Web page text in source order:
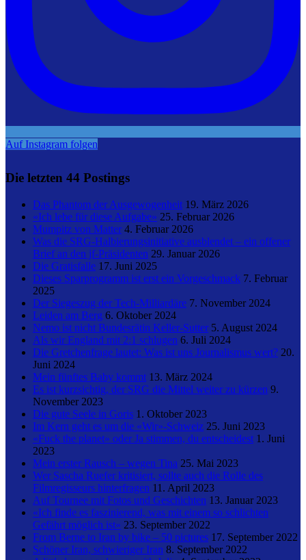
Auf Instagram folgen
Die letzten 44 Postings
Das Phantom der Ausgewogenheit 19. März 2026
«Ich lebe für diese Aufgabe» 25. Februar 2026
Mumpitz von Matter 4. Februar 2026
Was die SRG-Halbierungsinitiative ausblendet – ein offener
Brief an den jf-Präsidenten 29. Januar 2026
Die Gratisfalle 17. Juni 2025
Dieses Sparprogramm ist erst ein Vorgeschmack 7. Februar
2025
Der Siegeszug der Tech-Milliardäre 7. November 2024
Leiden am Berg 6. Oktober 2024
Nemo ist nicht Bundesrätin Keller-Sutter 5. August 2024
Als wir England mit 2:1 schlugen 6. Juli 2024
Die Gretchenfrage lautet: Was ist uns Journalismus wert? 20.
Juni 2024
Mein fünftes Baby kommt 13. März 2024
Es ist kurzsichtig, der SRG die Mittel weiter zu kürzen 9.
November 2023
Die gute Seele in Goris 1. Oktober 2023
Im Kern geht es um die «Wir»-Schweiz 25. Juni 2023
«Fuck the planet» oder Ja stimmen, du entscheidest 1. Juni
2023
Mein erster Rausch – wegen Tina 25. Mai 2023
Wer Sascha Ruefer kritisiert, sollte auch die Rolle des
Filmregisseurs hinterfragen 11. April 2023
Auf Tournee mit Fotos und Geschichten 13. Januar 2023
«Ich finde es faszinierend, was mit einem so schlichten
Gefährt möglich ist» 23. September 2022
From Berne to Iran by bike – 50 pictures 17. September 2022
Schöner Iran, schwieriger Iran 8. September 2022